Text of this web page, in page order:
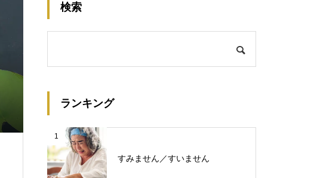
検索
ランキング
1
すみません／すいません